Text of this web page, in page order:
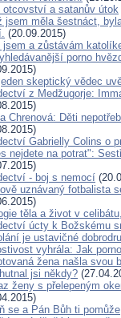
otcovství a satanův útok
jsem měla šestnáct,
(20.09.2015)
jsem a zůstávám
porno
skeptický vědec
z Medžugorje:
Chrenová: Děti
Gabrielly Colins o
nejdete na potrat":
- boj s nemocí
uznávaný fotbalista
těla a život v
úcty k Božskému
je ustavičné
vyhrála: Jak
žena našla svou
jsi někdy?
ženy s přelepeným
se a Pán Bůh ti pomůže